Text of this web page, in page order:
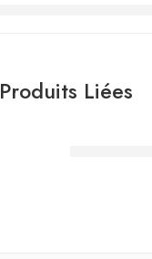
Produits Liées